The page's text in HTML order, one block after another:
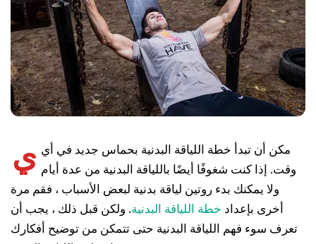
ي مكن أن تبدأ خطة اللياقة البدنية بحماس جديد في أي
وقت. إذا كنت شغوفًا أيضًا باللياقة البدنية من عدة أيام
ولا يمكنك بدء روتين لياقة بدنية لبعض الأسباب ، فقم مرة
أخرى بإعداد خطة اللياقة البدنية. ولكن قبل ذلك ، يجب أن
تعرف سوء فهم اللياقة البدنية حتى تتمكن من توضيح أفكارك